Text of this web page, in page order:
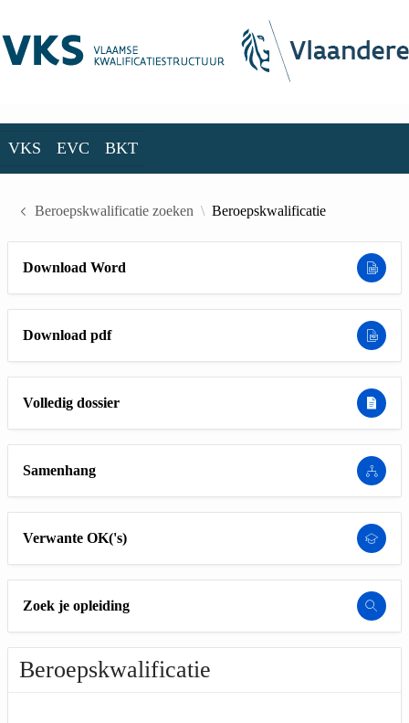
VKS EVC BKT
Beroepskwalificatie zoeken Beroepskwalificatie
Download Word
Download pdf
Volledig dossier
Samenhang
Verwante OK('s)
Zoek je opleiding
Beroepskwalificatie